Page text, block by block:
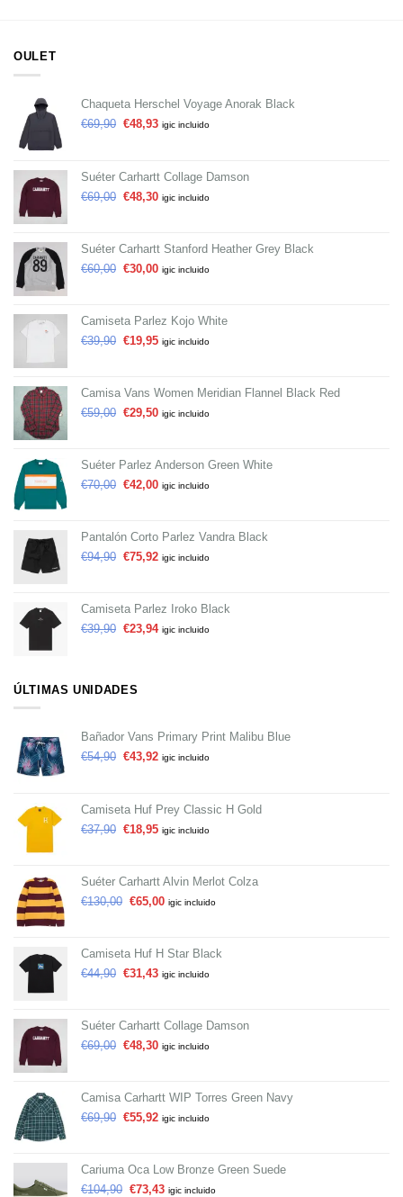
OULET
Chaqueta Herschel Voyage Anorak Black
€69,90 €48,93 igic incluido
Suéter Carhartt Collage Damson
€69,00 €48,30 igic incluido
Suéter Carhartt Stanford Heather Grey Black
€60,00 €30,00 igic incluido
Camiseta Parlez Kojo White
€39,90 €19,95 igic incluido
Camisa Vans Women Meridian Flannel Black Red
€59,00 €29,50 igic incluido
Suéter Parlez Anderson Green White
€70,00 €42,00 igic incluido
Pantalón Corto Parlez Vandra Black
€94,90 €75,92 igic incluido
Camiseta Parlez Iroko Black
€39,90 €23,94 igic incluido
ÚLTIMAS UNIDADES
Bañador Vans Primary Print Malibu Blue
€54,90 €43,92 igic incluido
Camiseta Huf Prey Classic H Gold
€37,90 €18,95 igic incluido
Suéter Carhartt Alvin Merlot Colza
€130,00 €65,00 igic incluido
Camiseta Huf H Star Black
€44,90 €31,43 igic incluido
Suéter Carhartt Collage Damson
€69,00 €48,30 igic incluido
Camisa Carhartt WIP Torres Green Navy
€69,90 €55,92 igic incluido
Cariuma Oca Low Bronze Green Suede
€104,90 €73,43 igic incluido